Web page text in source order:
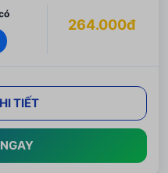
264.000đ
TIẾT